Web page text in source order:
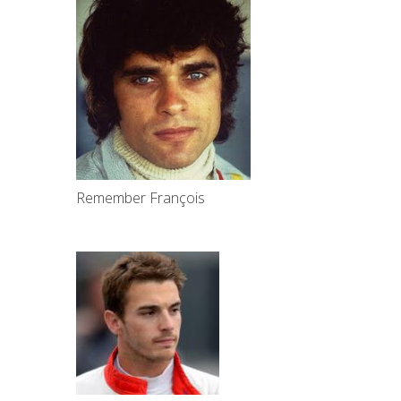
Remember François